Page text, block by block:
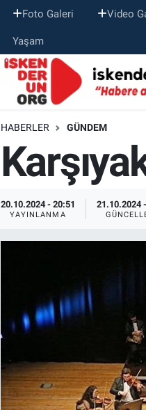
Foto Galeri Video
Yaşam
HABERLER GÜNDEM
20.10.2024 - 20:51
YAYINLANMA
21.10.2024